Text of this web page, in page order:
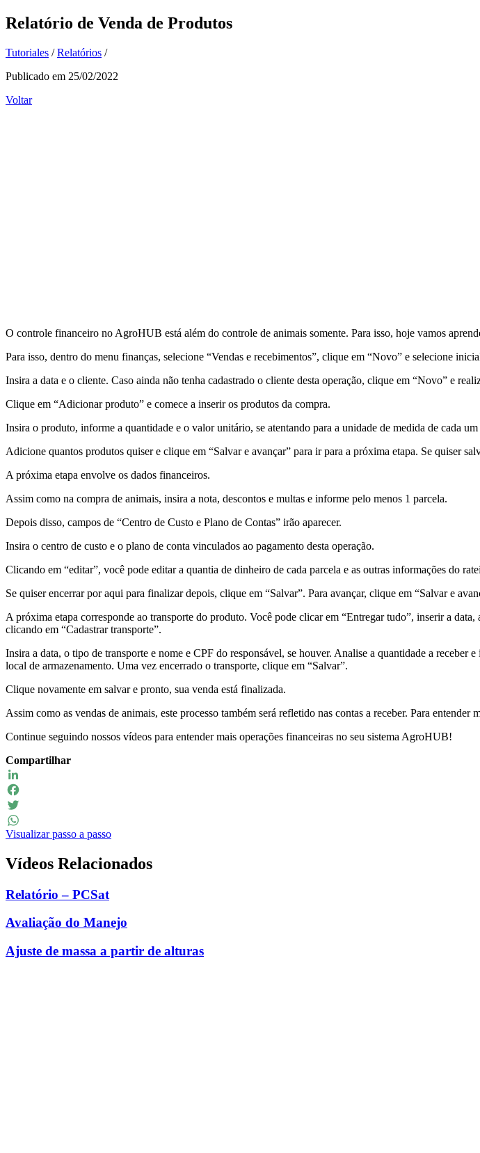
Relatório de Venda de Produtos
Tutoriales / Relatórios /
Publicado em 25/02/2022
Voltar
O controle financeiro no AgroHUB está além do controle de animais somente. Para isso, hoje vamos
Para isso, dentro do menu finanças, selecione “Vendas e recebimentos”, clique em “Novo” e selecione
Insira a data e o cliente. Caso ainda não tenha cadastrado o cliente desta operação, clique em “Novo” e
Clique em “Adicionar produto” e comece a inserir os produtos da compra.
Insira o produto, informe a quantidade e o valor unitário, se atentando para a unidade de medida de cada
Adicione quantos produtos quiser e clique em “Salvar e avançar” para ir para a próxima etapa. Se quiser
A próxima etapa envolve os dados financeiros.
Assim como na compra de animais, insira a nota, descontos e multas e informe pelo menos 1 parcela.
Depois disso, campos de “Centro de Custo e Plano de Contas” irão aparecer.
Insira o centro de custo e o plano de conta vinculados ao pagamento desta operação.
Clicando em “editar”, você pode editar a quantia de dinheiro de cada parcela e as outras informações do
Se quiser encerrar por aqui para finalizar depois, clique em “Salvar”. Para avançar, clique em “Salvar e
A próxima etapa corresponde ao transporte do produto. Você pode clicar em “Entregar tudo”, inserir a
clicando em “Cadastrar transporte”.
Insira a data, o tipo de transporte e nome e CPF do responsável, se houver. Analise a quantidade a
local de armazenamento. Uma vez encerrado o transporte, clique em “Salvar”.
Clique novamente em salvar e pronto, sua venda está finalizada.
Assim como as vendas de animais, este processo também será refletido nas contas a receber. Para entender
Continue seguindo nossos vídeos para entender mais operações financeiras no seu sistema AgroHUB!
Compartilhar
LinkedIn
Facebook
Twitter
WhatsApp
Visualizar passo a passo
Vídeos Relacionados
Relatório – PCSat
Avaliação do Manejo
Ajuste de massa a partir de alturas